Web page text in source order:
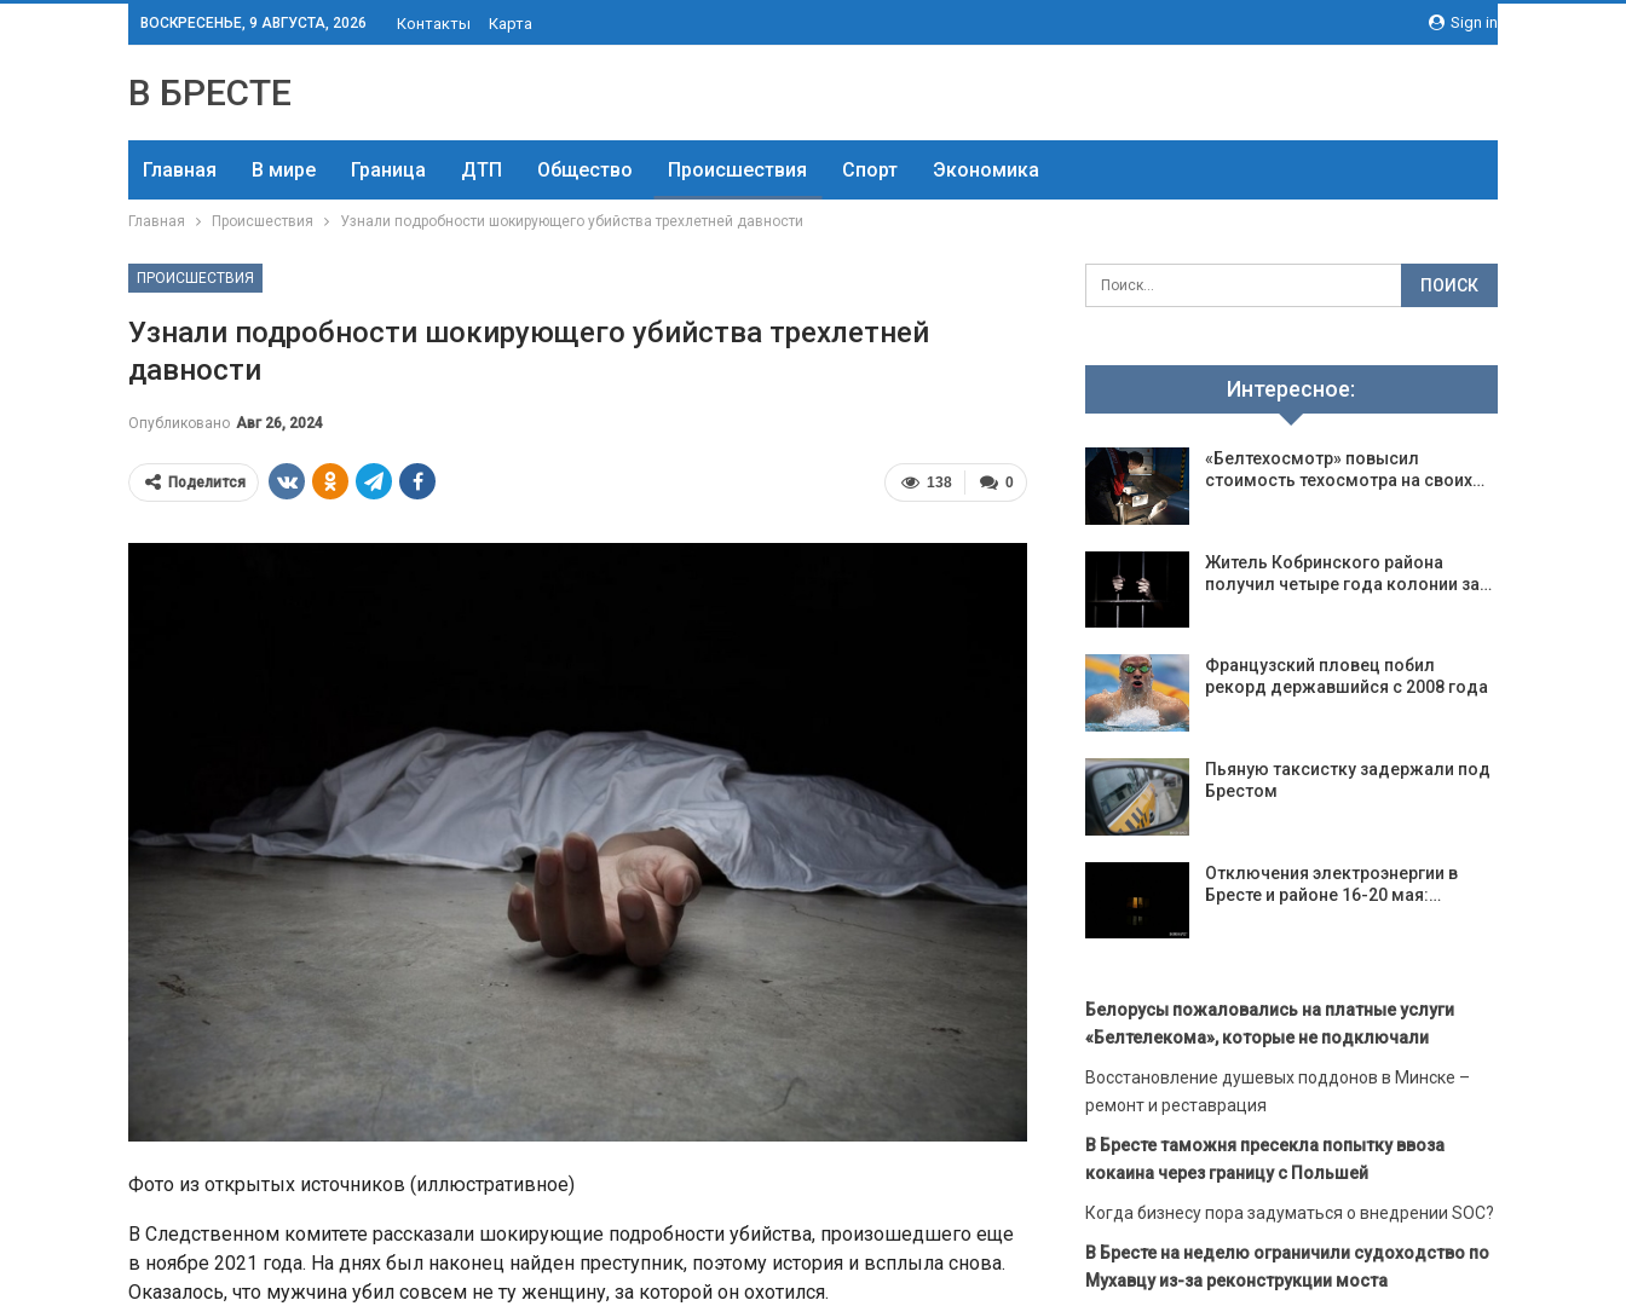
Sign in
ВОСКРЕСЕНЬЕ, 9 АВГУСТА, 2026 Контакты Карта
В БРЕСТЕ
Главная В мире Граница ДТП Общество Происшествия Спорт Экономика
Главная Происшествия Узнали подробности шокирующего убийства трехлетней давности
ПРОИСШЕСТВИЯ
Узнали подробности шокирующего убийства трехлетней
давности
Опубликовано Авг 26, 2024
0
138
Поделится
Фото из открытых источников (иллюстративное)
В Следственном комитете рассказали шокирующие подробности убийства, произошедшего еще
в ноябре 2021 года. На днях был наконец найден преступник, поэтому история и всплыла снова.
Оказалось, что мужчина убил совсем не ту женщину, за которой он охотился.
Интересное:
«Белтехосмотр» повысил
стоимость техосмотра на своих…
Житель Кобринского района
получил четыре года колонии за…
Французский пловец побил
рекорд державшийся с 2008 года
Пьяную таксистку задержали под
Брестом
Отключения электроэнергии в
Бресте и районе 16-20 мая:…
Белорусы пожаловались на платные услуги
«Белтелекома», которые не подключали
Восстановление душевых поддонов в Минске –
ремонт и реставрация
В Бресте таможня пресекла попытку ввоза
кокаина через границу с Польшей
Когда бизнесу пора задуматься о внедрении SOC?
В Бресте на неделю ограничили судоходство по
Мухавцу из-за реконструкции моста